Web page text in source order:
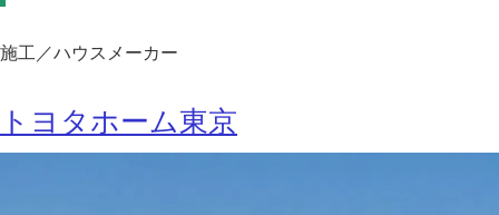
施工／ハウスメーカー
トヨタホーム東京